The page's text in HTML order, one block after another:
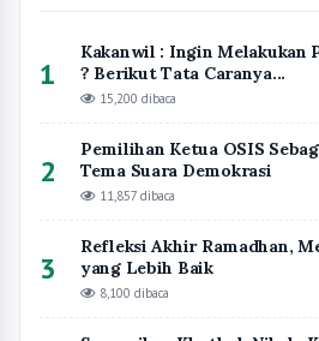
5
450 Tahun 2024, Nurzaman
7,542 dibaca
Kantor Wilayah